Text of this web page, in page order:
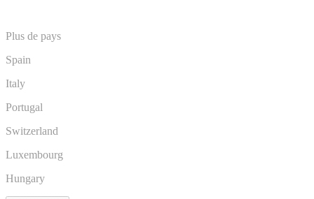
Plus de pays
Spain
Italy
Portugal
Switzerland
Luxembourg
Hungary